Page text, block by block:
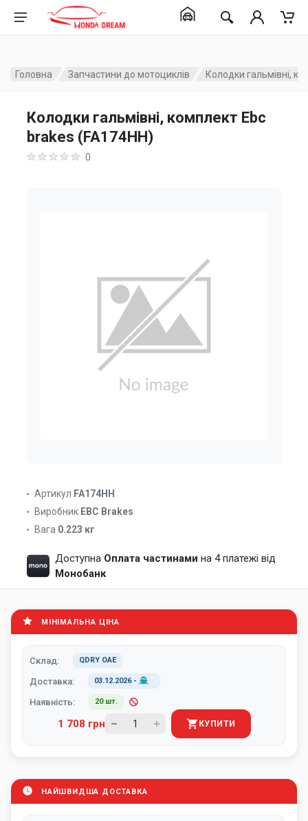
Головна Запчастини до мотоциклів Колодки гальмівні,
Колодки гальмівні, комплект Ebc
brakes (FA174HH)
0
Артикул FA174HH
Виробник EBC Brakes
Вага 0.223 кг
Доступна Оплата частинами на 4 платежі від
Монобанк
МІНІМАЛЬНА ЦІНА
Склад: QDRY ОАЕ
Доставка: 03.12.2026-
Наявність: 20 шт.
1 708 грн КУПИТИ
НАЙШВИДША ДОСТАВКА